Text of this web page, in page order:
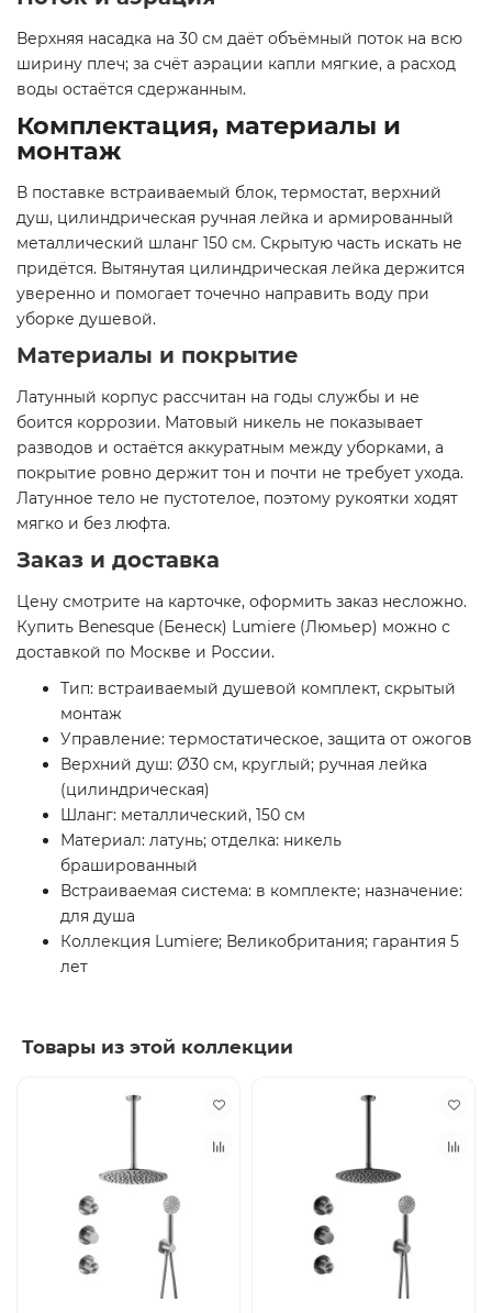
Верхняя насадка на 30 см даёт объёмный поток на всю
ширину плеч; за счёт аэрации капли мягкие, а расход
воды остаётся сдержанным.
Комплектация, материалы и
монтаж
В поставке встраиваемый блок, термостат, верхний
душ, цилиндрическая ручная лейка и армированный
металлический шланг 150 см. Скрытую часть искать не
придётся. Вытянутая цилиндрическая лейка держится
уверенно и помогает точечно направить воду при
уборке душевой.
Материалы и покрытие
Латунный корпус рассчитан на годы службы и не
боится коррозии. Матовый никель не показывает
разводов и остаётся аккуратным между уборками, а
покрытие ровно держит тон и почти не требует ухода.
Латунное тело не пустотелое, поэтому рукоятки ходят
мягко и без люфта.
Заказ и доставка
Цену смотрите на карточке, оформить заказ несложно.
Купить Benesque (Бенеск) Lumiere (Люмьер) можно с
доставкой по Москве и России.
Тип: встраиваемый душевой комплект, скрытый
монтаж
Управление: термостатическое, защита от ожогов
Верхний душ: Ø30 см, круглый; ручная лейка
(цилиндрическая)
Шланг: металлический, 150 см
Материал: латунь; отделка: никель
брашированный
Встраиваемая система: в комплекте; назначение:
для душа
Коллекция Lumiere; Великобритания; гарантия 5
лет
Товары из этой коллекции